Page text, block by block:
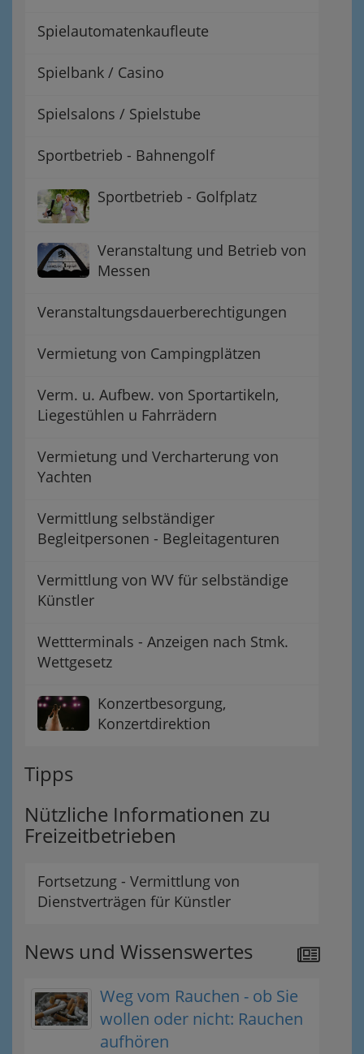
Spielautomatenkaufleute
Spielbank / Casino
Spielsalons / Spielstube
Sportbetrieb - Bahnengolf
Sportbetrieb - Golfplatz
Veranstaltung und Betrieb von
Messen
Veranstaltungsdauerberechtigungen
Vermietung von Campingplätzen
Verm. u. Aufbew. von Sportartikeln,
Liegestühlen u Fahrrädern
Vermietung und Vercharterung von
Yachten
Vermittlung selbständiger
Begleitpersonen - Begleitagenturen
Vermittlung von WV für selbständige
Künstler
Wettterminals - Anzeigen nach Stmk.
Wettgesetz
Konzertbesorgung,
Konzertdirektion
Tipps
Nützliche Informationen zu
Freizeitbetrieben
Fortsetzung - Vermittlung von
Dienstverträgen für Künstler
News und Wissenswertes
Weg vom Rauchen - ob Sie
wollen oder nicht: Rauchen
aufhören